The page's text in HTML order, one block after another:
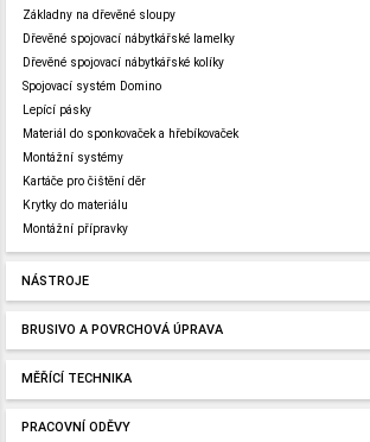
Základny na dřevěné sloupy
Dřevěné spojovací nábytkářské lamelky
Dřevěné spojovací nábytkářské kolíky
Spojovací systém Domino
Lepící pásky
Materiál do sponkovaček a hřebíkovaček
Montážní systémy
Kartáče pro čištění děr
Krytky do materiálu
Montážní přípravky
NÁSTROJE
BRUSIVO A POVRCHOVÁ ÚPRAVA
MĚŘÍCÍ TECHNIKA
PRACOVNÍ ODĚVY